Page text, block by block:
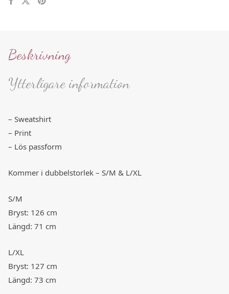
Beskrivning
Ytterligare information
– Sweatshirt
– Print
– Lös passform
Kommer i dubbelstorlek – S/M & L/XL
S/M
Bryst: 126 cm
Längd: 71 cm
L/XL
Bryst: 127 cm
Längd: 73 cm